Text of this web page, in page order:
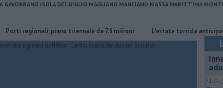
GAVORRANO ISOLA DEL GIGLIO MAGLIANO MANCIANO MASSA MARITTIMA
piano triennale da 7,5 milioni L'estate torrida anticipa la